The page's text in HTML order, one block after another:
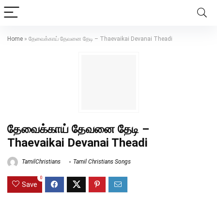
Home » தேவைக்காய் தேவனை தேடி – Thaevaikai Devanai Theadi
தேவைக்காய் தேவனை தேடி –
Thaevaikai Devanai Theadi
TamilChristians Tamil Christians Songs
Save
0